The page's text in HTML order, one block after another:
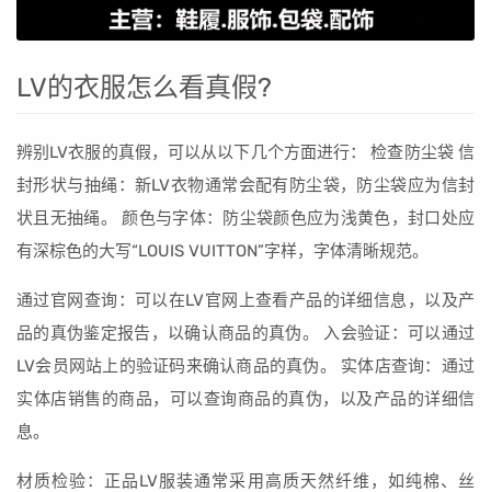
LV的衣服怎么看真假?
辨别LV衣服的真假，可以从以下几个方面进行： 检查防尘袋 信
封形状与抽绳：新LV衣物通常会配有防尘袋，防尘袋应为信封
状且无抽绳。 颜色与字体：防尘袋颜色应为浅黄色，封口处应
有深棕色的大写“LOUIS VUITTON”字样，字体清晰规范。
通过官网查询：可以在LV官网上查看产品的详细信息，以及产
品的真伪鉴定报告，以确认商品的真伪。 入会验证：可以通过
LV会员网站上的验证码来确认商品的真伪。 实体店查询：通过
实体店销售的商品，可以查询商品的真伪，以及产品的详细信
息。
材质检验：正品LV服装通常采用高质天然纤维，如纯棉、丝